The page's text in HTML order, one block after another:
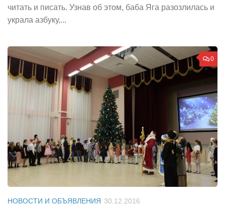
читать и писать. Узнав об этом, баба Яга разозлилась и
украла азбуку,...
0
НОВОСТИ И ОБЪЯВЛЕНИЯ 30.12.2016